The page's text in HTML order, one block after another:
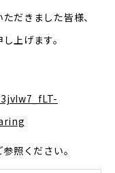
だきました皆様、
上げます。
照ください。